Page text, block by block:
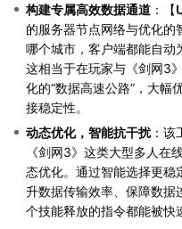
构建专属高效数据通道 ：【
的服务器节点网络与优化的
哪个城市，客户端都能自动
这相当于在玩家与《剑网3
化的“数据高速公路”，大幅
接稳定性。
动态优化，智能抗干扰：该
《剑网3》这类大型多人在
态优化。通过智能选择更稳
升数据传输效率、保障数据
个技能释放的指令都能被快